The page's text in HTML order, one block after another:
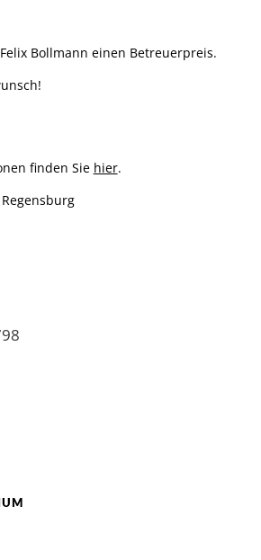
Bollmann einen Betreuerpreis.
finden Sie hier.